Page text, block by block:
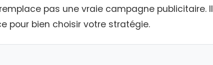
pas une vraie campagne publicitaire. Il
pour bien choisir votre stratégie.